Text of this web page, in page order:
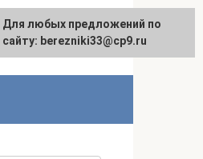
Для любых предложений по
сайту: berezniki33@cp9.ru